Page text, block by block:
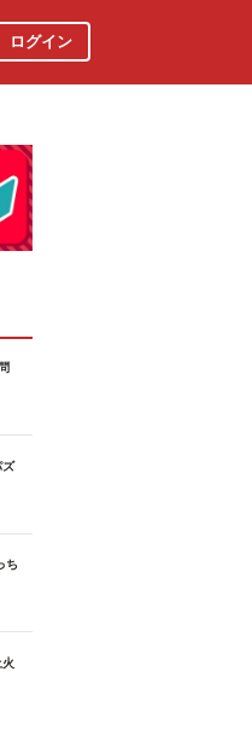
ログイン
ズ
ち